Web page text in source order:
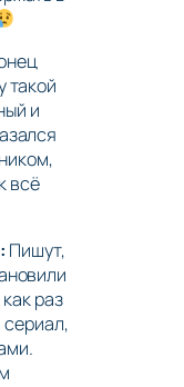
такой
и
всё
Пишут,
раз